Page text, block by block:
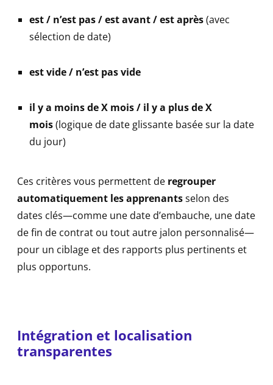
est / n’est pas / est avant / est après(avec
sélection de date)
est vide / n’est pas vide
il y a moins de X mois / il y a plus de X
mois(logique de date glissante basée sur la date
du jour)
Ces critères vous permettent de regrouper
automatiquement les apprenantsselon des
dates clés—comme une date d’embauche, une date
de fin de contrat ou tout autre jalon personnalisé—
pour un ciblage et des rapports plus pertinents et
plus opportuns.
Intégration et localisation
transparentes